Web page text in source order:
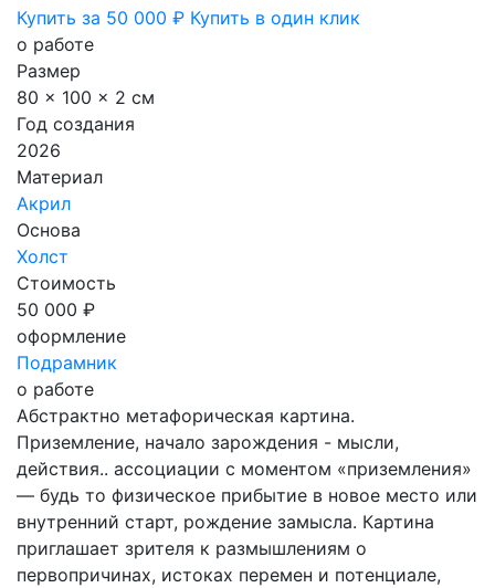
Купить за 50 000 ₽ Купить в один клик
о работе
Размер
80 x 100 x 2 см
Год создания
2026
Материал
Акрил
Основа
Холст
Стоимость
50 000 ₽
оформление
Подрамник
о работе
Абстрактно метафорическая картина.
Приземление, начало зарождения - мысли,
действия.. ассоциации с моментом «приземления»
— будь то физическое прибытие в новое место или
внутренний старт, рождение замысла. Картина
приглашает зрителя к размышлениям о
первопричинах, истоках перемен и потенциале,